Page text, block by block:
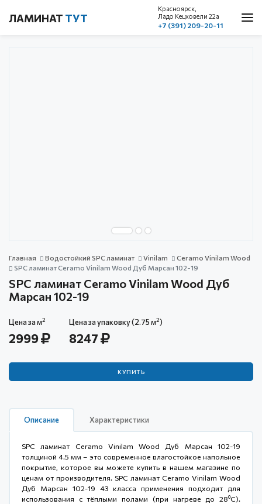
ЛАМИНАТ ТУТ
Красноярск,
Ладо Кецховели 22a
+7 (391) 209-20-11
Главная
Водостойкий SPC ламинат Vinilam
Ceramo Vinilam Wood
SPC ламинат Ceramo Vinilam Wood Дуб Марсан 102-19
SPC ламинат Ceramo Vinilam Wood Дуб
Марсан 102-19
Цена за м2
2999
Цена за упаковку (2.75 м2)
8247
КУПИТЬ
Описание Характеристики
SPC ламинат Ceramo Vinilam Wood Дуб Марсан 102-19
толщиной 4.5 мм – это современное влагостойкое напольное
покрытие, которое вы можете купить в нашем магазине по
ценам от производителя. SPC ламинат Ceramo Vinilam Wood
Дуб Марсан 102-19 43 класса применения подходит для
использования с тёплыми полами (при нагреве до 28⁰С).